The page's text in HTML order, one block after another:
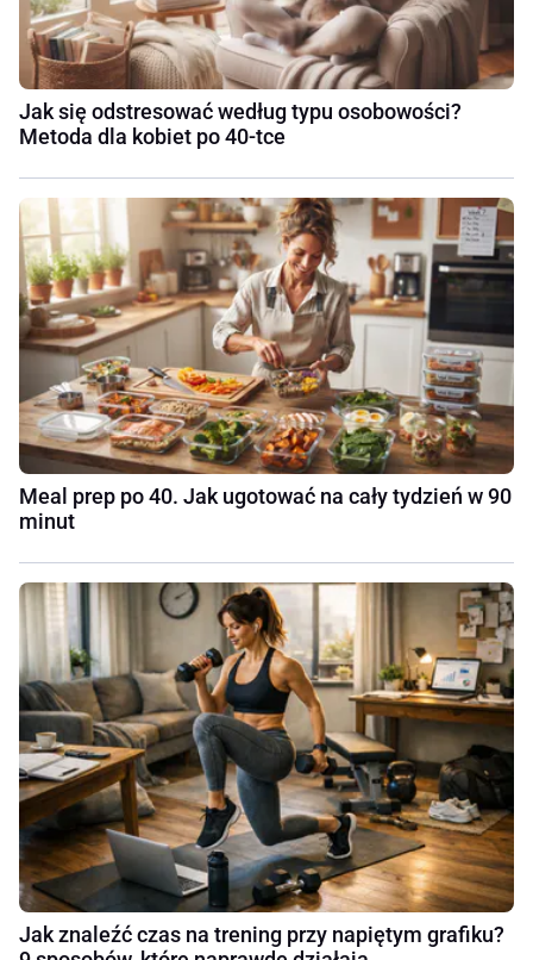
Jak się odstresować według typu osobowości?
Metoda dla kobiet po 40-tce
Meal prep po 40. Jak ugotować na cały tydzień w 90
minut
Jak znaleźć czas na trening przy napiętym grafiku?